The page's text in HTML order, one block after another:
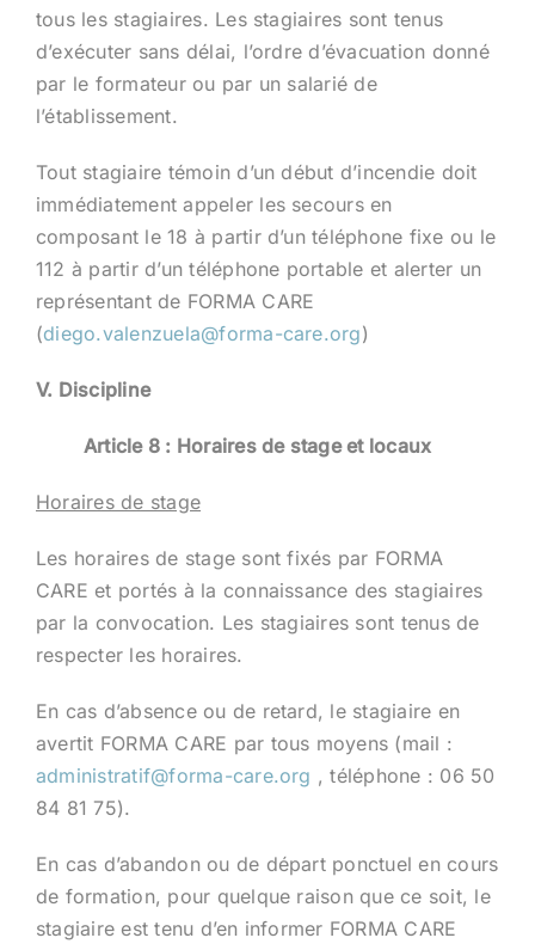
tous les stagiaires. Les stagiaires sont tenus
d’exécuter sans délai, l’ordre d’évacuation donné
par le formateur ou par un salarié de
l’établissement.
Tout stagiaire témoin d’un début d’incendie doit
immédiatement appeler les secours en
composant le 18 à partir d’un téléphone fixe ou le
112 à partir d’un téléphone portable et alerter un
représentant de FORMA CARE
(diego.valenzuela@forma-care.org)
V. Discipline
Article 8 : Horaires de stage et locaux
Horaires de stage
Les horaires de stage sont fixés par FORMA
CARE et portés à la connaissance des stagiaires
par la convocation. Les stagiaires sont tenus de
respecter les horaires.
En cas d’absence ou de retard, le stagiaire en
avertit FORMA CARE par tous moyens (mail :
administratif@forma-care.org , téléphone : 06 50
84 81 75).
En cas d’abandon ou de départ ponctuel en cours
de formation, pour quelque raison que ce soit, le
stagiaire est tenu d’en informer FORMA CARE